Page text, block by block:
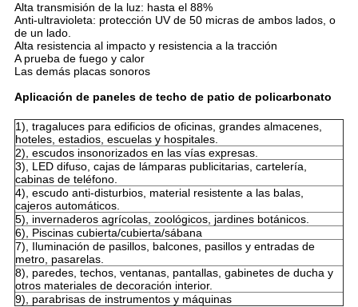
Alta transmisión de la luz: hasta el 88%
Anti-ultravioleta: protección UV de 50 micras de ambos lados, o
de un lado.
Alta resistencia al impacto y resistencia a la tracción
A prueba de fuego y calor
Las demás placas sonoros
Aplicación de paneles de techo de patio de policarbonato
1), tragaluces para edificios de oficinas, grandes almacenes,
hoteles, estadios, escuelas y hospitales.
2), escudos insonorizados en las vías expresas.
3), LED difuso, cajas de lámparas publicitarias, cartelería,
cabinas de teléfono.
4), escudo anti-disturbios, material resistente a las balas,
cajeros automáticos.
5), invernaderos agrícolas, zoológicos, jardines botánicos.
6), Piscinas cubierta/cubierta/sábana
7), Iluminación de pasillos, balcones, pasillos y entradas de
metro, pasarelas.
8), paredes, techos, ventanas, pantallas, gabinetes de ducha y
otros materiales de decoración interior.
9), parabrisas de instrumentos y máquinas